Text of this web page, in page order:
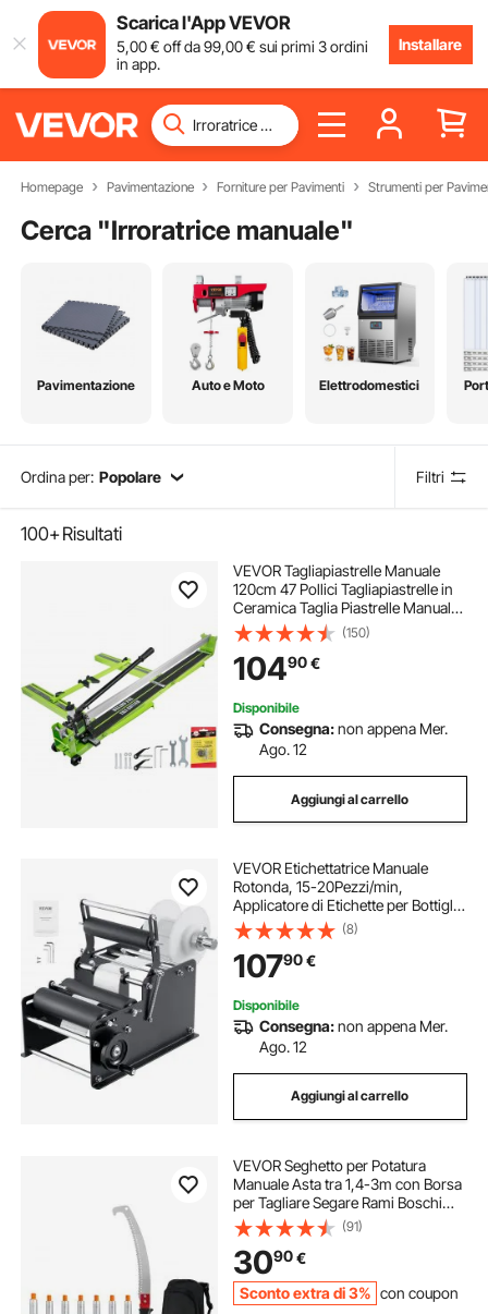
Scarica l'App VEVOR
5,00€ off da99,00€ sui primi 3 ordini
in app.
Installare
Homepage Pavimentazione Forniture per Pavimenti Strumenti per
Cerca "Irroratrice manuale"
Pavimentazione Auto e Moto Elettrodomestici
Ordina per: Popolare Filtri
100+Risultati
VEVOR Tagliapiastrelle Manuale
120cm 47 Pollici Tagliapiastrelle in
Ceramica Taglia Piastrelle Manuale
in Acciaio
(150)
10490€
Disponibile
Consegna:non appena Mer.
Ago. 12
Aggiungi al carrello
VEVOR Etichettatrice Manuale
Rotonda, 15-20Pezzi/min,
Applicatore di Etichette per Bottiglie
Rotonde, Etichettatrice Manuale
Regolabile Adatta per Bottiglie
Lunghezza/Larghezza Etichetta tra
10-130mm
(8)
10790€
Disponibile
Consegna:non appena Mer.
Ago. 12
Aggiungi al carrello
VEVOR Seghetto per Potatura
Manuale Asta tra 1,4-3m con Borsa
per Tagliare Segare Rami Boschi
Alberi in Altezza, Troncarami
Manuale con 8 Pali Lega di
Alluminio Lama Curva, Seghetto
Troncarami Manuale
(91)
3090€
Sconto extra di 3% con coupon